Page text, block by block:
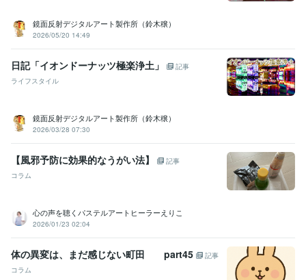
鏡面反射デジタルアート製作所（鈴木穣）
2026/05/20 14:49
日記「イオンドーナッツ極楽浄土」
記事
ライフスタイル
鏡面反射デジタルアート製作所（鈴木穣）
2026/03/28 07:30
【風邪予防に効果的なうがい法】
記事
コラム
心の声を聴くパステルアートヒーラーえりこ
2026/01/23 02:04
体の異変は、まだ感じない町田 part45
記事
コラム